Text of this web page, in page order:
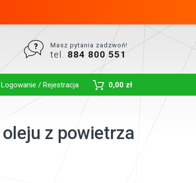
Masz pytania zadzwoń!
tel. 884 800 551
Logowanie / Rejestracja 0,00 zł
z powietrza